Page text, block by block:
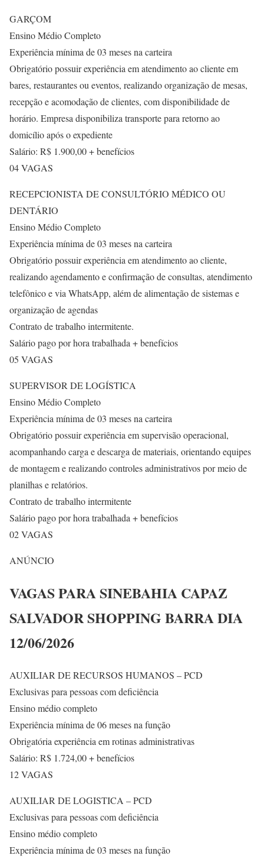
GARÇOM
Ensino Médio Completo
Experiência mínima de 03 meses na carteira
Obrigatório possuir experiência em atendimento ao cliente em
bares, restaurantes ou eventos, realizando organização de mesas,
recepção e acomodação de clientes, com disponibilidade de
horário. Empresa disponibiliza transporte para retorno ao
domicílio após o expediente
Salário: R$ 1.900,00 + benefícios
04 VAGAS
RECEPCIONISTA DE CONSULTÓRIO MÉDICO OU
DENTÁRIO
Ensino Médio Completo
Experiência mínima de 03 meses na carteira
Obrigatório possuir experiência em atendimento ao cliente,
realizando agendamento e confirmação de consultas, atendimento
telefônico e via WhatsApp, além de alimentação de sistemas e
organização de agendas
Contrato de trabalho intermitente.
Salário pago por hora trabalhada + benefícios
05 VAGAS
SUPERVISOR DE LOGÍSTICA
Ensino Médio Completo
Experiência mínima de 03 meses na carteira
Obrigatório possuir experiência em supervisão operacional,
acompanhando carga e descarga de materiais, orientando equipes
de montagem e realizando controles administrativos por meio de
planilhas e relatórios.
Contrato de trabalho intermitente
Salário pago por hora trabalhada + benefícios
02 VAGAS
ANÚNCIO
VAGAS PARA SINEBAHIA CAPAZ
SALVADOR SHOPPING BARRA DIA
12/06/2026
AUXILIAR DE RECURSOS HUMANOS – PCD
Exclusivas para pessoas com deficiência
Ensino médio completo
Experiência mínima de 06 meses na função
Obrigatória experiência em rotinas administrativas
Salário: R$ 1.724,00 + benefícios
12 VAGAS
AUXILIAR DE LOGISTICA – PCD
Exclusivas para pessoas com deficiência
Ensino médio completo
Experiência mínima de 03 meses na função